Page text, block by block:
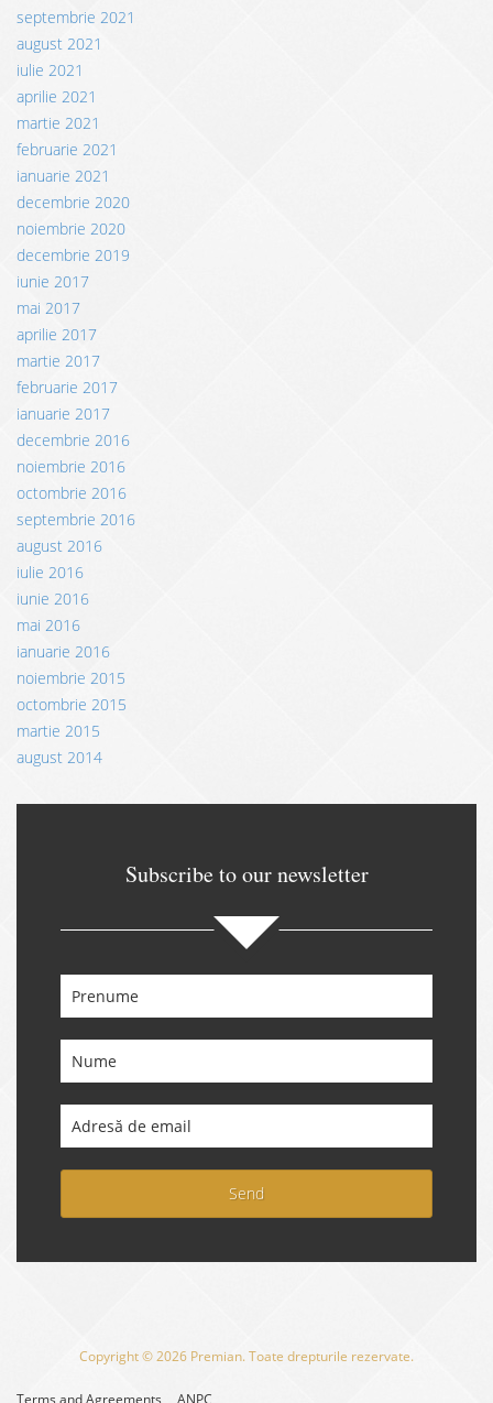
septembrie 2021
august 2021
iulie 2021
aprilie 2021
martie 2021
februarie 2021
ianuarie 2021
decembrie 2020
noiembrie 2020
decembrie 2019
iunie 2017
mai 2017
aprilie 2017
martie 2017
februarie 2017
ianuarie 2017
decembrie 2016
noiembrie 2016
octombrie 2016
septembrie 2016
august 2016
iulie 2016
iunie 2016
mai 2016
ianuarie 2016
noiembrie 2015
octombrie 2015
martie 2015
august 2014
Subscribe to our newsletter
Send
Copyright © 2026 Premian. Toate drepturile rezervate.
Terms and Agreements ANPC